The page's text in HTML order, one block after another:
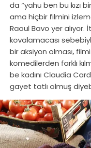
da “yahu ben bu kızı
ama hiçbir filmini
Raoul Bavo yer alıyor.
kovalamacası
bir aksiyon olması,
komedilerden farklı
be kadını Claudia
gayet tatlı olmuş